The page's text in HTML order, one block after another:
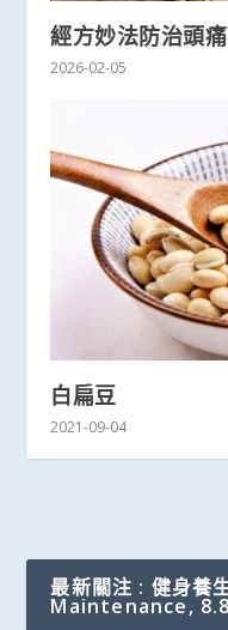
經方妙法防治頭痛
2026-02-05
白扁豆
2021-09-04
最新關注 : 健身
Maintenance, 8.8